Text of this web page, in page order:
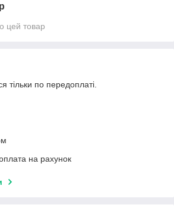
цей товар
тільки по передоплаті.
на рахунок